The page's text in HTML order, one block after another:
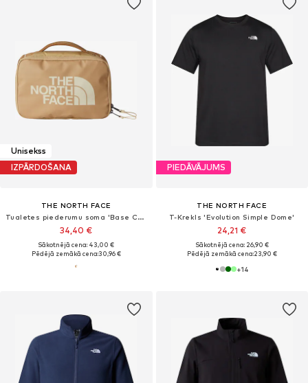
Unisekss
IZPĀRDOŠANA
THE NORTH FACE
Tualetes piederumu soma 'Base Camp Voyager'
34,40 €
Sākotnējā cena: 43,00 €
Pēdējā zemākā cena:30,96 €
PIEDĀVĀJUMS
THE NORTH FACE
T-Krekls 'Evolution Simple Dome'
24,21 €
Sākotnējā cena: 26,90 €
Pēdējā zemākā cena:23,90 €
+14